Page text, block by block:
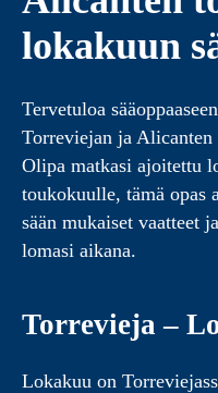
lokakuun
Tervetuloa
Torreviejan ja Alicanten
Olipa matkasi ajoitettu
toukokuulle, tämä opas
sään mukaiset vaatteet
lomasi aikana.
Torrevieja –
Lokakuu on